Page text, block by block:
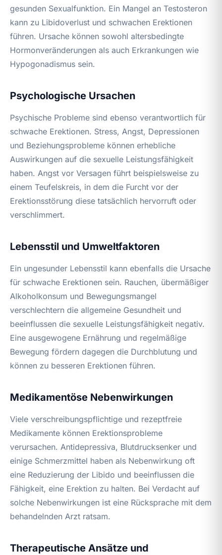
gesunden Sexualfunktion. Ein Mangel an Testosteron
kann zu Libidoverlust und schwachen Erektionen
führen. Ursache können sowohl altersbedingte
Hormonveränderungen als auch Erkrankungen wie
Hypogonadismus sein.
Psychologische Ursachen
Psychische Probleme sind ebenso verantwortlich für
schwache Erektionen. Stress, Angst, Depressionen
und Beziehungsprobleme können erhebliche
Auswirkungen auf die sexuelle Leistungsfähigkeit
haben. Angst vor Versagen führt beispielsweise zu
einem Teufelskreis, in dem die Furcht vor der
Erektionsstörung diese tatsächlich hervorruft oder
verschlimmert.
Lebensstil und Umweltfaktoren
Ein ungesunder Lebensstil kann ebenfalls die Ursache
für schwache Erektionen sein. Rauchen, übermäßiger
Alkoholkonsum und Bewegungsmangel
verschlechtern die allgemeine Gesundheit und
beeinflussen die sexuelle Leistungsfähigkeit negativ.
Eine ausgewogene Ernährung und regelmäßige
Bewegung fördern dagegen die Durchblutung und
können zu besseren Erektionen führen.
Medikamentöse Nebenwirkungen
Viele verschreibungspflichtige und rezeptfreie
Medikamente können Erektionsprobleme
verursachen. Antidepressiva, Blutdrucksenker und
einige Schmerzmittel haben als Nebenwirkung oft
eine Reduzierung der Libido und beeinflussen die
Fähigkeit, eine Erektion zu halten. Bei Verdacht auf
solche Nebenwirkungen ist eine Rücksprache mit dem
behandelnden Arzt ratsam.
Therapeutische Ansätze und